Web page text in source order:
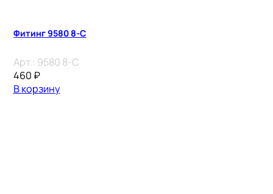
Фитинг 9580 8-C
Арт.: 9580 8-C
460 ₽
В корзину